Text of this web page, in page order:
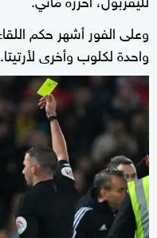
وعلى الفور أشهر حكم
واحدة لكلوب وأخرى لأرتيتا.